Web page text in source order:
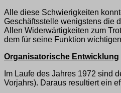
Alle diese Schwierigkeiten
Geschäftsstelle wenigstens die
Allen Widerwärtigkeiten zum
dem für seine Funktion
Organisatorische Entwicklung
Im Laufe des Jahres 1972 sind
Vorjahrs). Daraus resultiert ein